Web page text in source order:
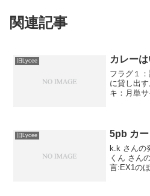
関連記事
旧Lycee カレー
フラグ１
に貸し出
キ：月単
手をV酵素
旧Lycee 5pb カ
k.k さんの
くん さん
言:EX1の